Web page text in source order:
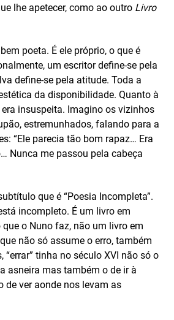
lhe apetecer, como ao outro Livro
poeta. É ele próprio, o que é
um escritor define-se pela
define-se pela atitude. Toda a
da disponibilidade. Quanto à
insuspeita. Imagino os vizinhos
estremunhados, falando para a
“Ele parecia tão bom rapaz… Era
Nunca me passou pela cabeça
que é “Poesia Incompleta”.
incompleto. É um livro em
o Nuno faz, não um livro em
não só assume o erro, também
“errar” tinha no século XVI não só o
asneira mas também o de ir à
de ver aonde nos levam as